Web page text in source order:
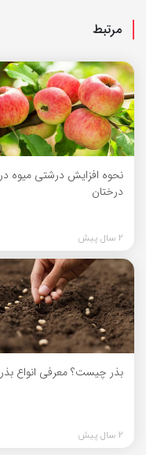
مرتبط
نحوه افزایش درشتی میوه در
درختان
2 سال پیش
بذر چیست؟ معرفی انواع بذر
2 سال پیش